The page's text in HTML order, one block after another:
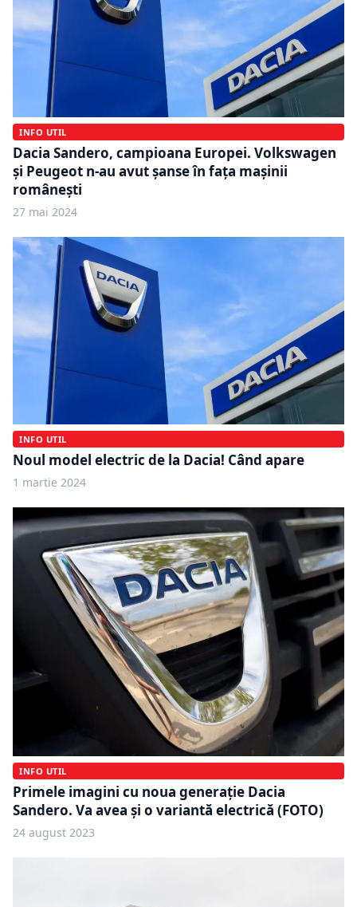
INFO UTIL
Dacia Sandero, campioana Europei. Volkswagen
şi Peugeot n-au avut șanse în fața mașinii
românești
27 mai 2024
INFO UTIL
Noul model electric de la Dacia! Când apare
1 martie 2024
INFO UTIL
Primele imagini cu noua generaţie Dacia
Sandero. Va avea şi o variantă electrică (FOTO)
24 august 2023